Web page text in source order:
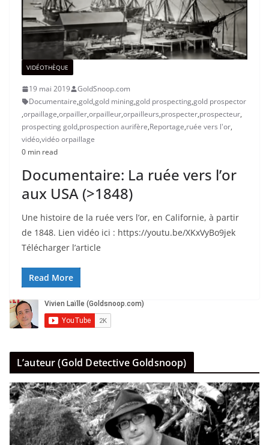
VIDÉOTHÈQUE
19 mai 2019
GoldSnoop.com
Documentaire,gold,gold mining,gold prospecting,gold prospector
,orpaillage,orpailler,orpailleur,orpailleurs,prospecter,prospecteur,
prospecting gold,prospection aurifère,Reportage,ruée vers l'or,
vidéo,vidéo orpaillage
0 min read
Documentaire: La ruée vers l’or
aux USA (>1848)
Une histoire de la ruée vers l’or, en Californie, à partir
de 1848. Lien vidéo ici : https://youtu.be/XKxVyBo9jek
Télécharger l’article
Read More
L’auteur (Gold Detective Goldsnoop)